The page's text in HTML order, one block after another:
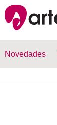
Novedades